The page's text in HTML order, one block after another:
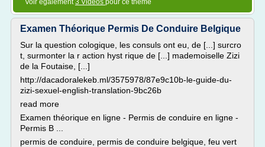
Voir également3 Vidéos pour ce thème
Examen Théorique Permis De Conduire Belgique
Sur la question cologique, les consuls ont eu, de [...] surcro
t, surmonter la r action hyst rique de [...] mademoiselle Zizi
de la Foutaise, [...]
http://dacadoralekeb.ml/3575978/87e9c10b-le-guide-du-
zizi-sexuel-english-translation-9bc26b
read more
Examen théorique en ligne - Permis de conduire en ligne -
Permis B ...
permis de conduire, permis de conduire belgique, feu vert